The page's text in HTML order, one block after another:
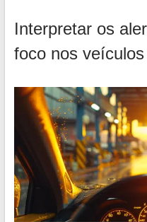
Interpretar os
foco nos